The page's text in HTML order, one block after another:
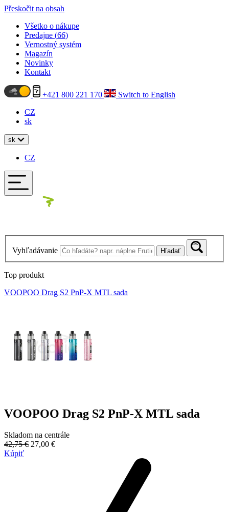
Přeskočit na obsah
Všetko o nákupe
Predajne (66)
Vernostný systém
Magazín
Novinky
Kontakt
+421 800 221 170
Switch to English
CZ
sk
sk
CZ
Vyhľadávanie Hľadať
Top produkt
VOOPOO Drag S2 PnP-X MTL sada
VOOPOO Drag S2 PnP-X MTL sada
Skladom na centrále
42,75 € 27,00 €
Kúpiť